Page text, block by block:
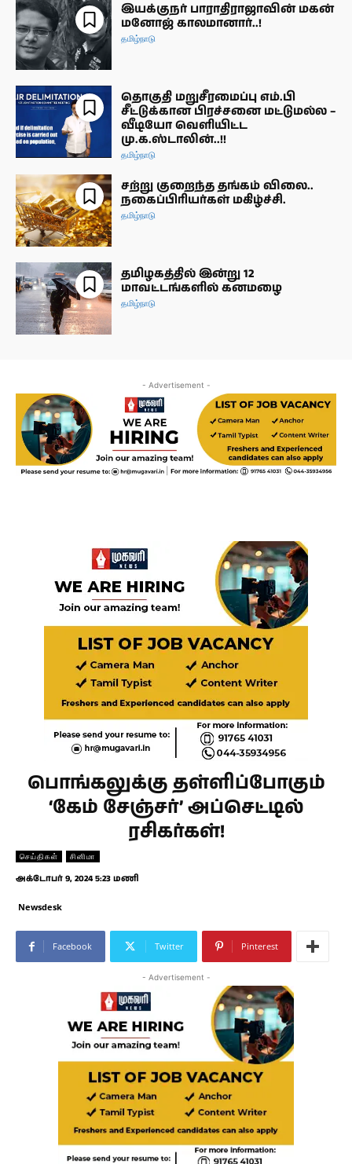
இயக்குநர் பாராதிராஜாவின் மகன்
மனோஜ் காலமானார்..!
தமிழ்நாடு
தொகுதி மறுசீரமைப்பு எம்.பி
சீட்டுக்கான பிரச்சனை மட்டுமல்ல –
வீடியோ வெளியிட்ட
மு.க.ஸ்டாலின்..!!
தமிழ்நாடு
சற்று குறைந்த தங்கம் விலை..
நகைப்பிரியர்கள் மகிழ்ச்சி.
தமிழ்நாடு
தமிழகத்தில் இன்று 12
மாவட்டங்களில் கனமழை
தமிழ்நாடு
- Advertisement -